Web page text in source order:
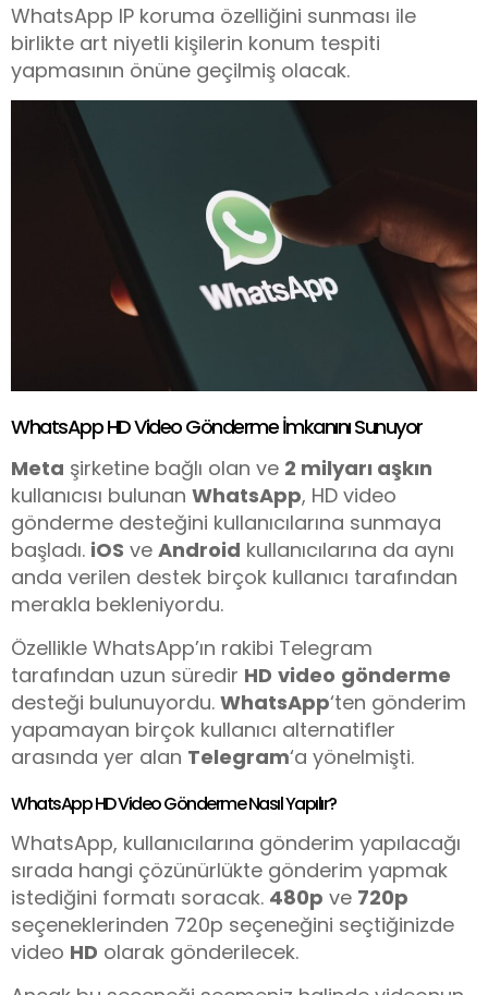
WhatsApp IP koruma özelliğini sunması ile
birlikte art niyetli kişilerin konum tespiti
yapmasının önüne geçilmiş olacak.
WhatsApp HD Video Gönderme İmkanını Sunuyor
Meta şirketine bağlı olan ve 2 milyarı aşkın
kullanıcısı bulunan WhatsApp, HD video
gönderme desteğini kullanıcılarına sunmaya
başladı. iOS ve Android kullanıcılarına da aynı
anda verilen destek birçok kullanıcı tarafından
merakla bekleniyordu.
Özellikle WhatsApp’ın rakibi Telegram
tarafından uzun süredir HD video gönderme
desteği bulunuyordu. WhatsApp‘ten gönderim
yapamayan birçok kullanıcı alternatifler
arasında yer alan Telegram‘a yönelmişti.
WhatsApp HD Video Gönderme Nasıl Yapılır?
WhatsApp, kullanıcılarına gönderim yapılacağı
sırada hangi çözünürlükte gönderim yapmak
istediğini formatı soracak. 480p ve 720p
seçeneklerinden 720p seçeneğini seçtiğinizde
video HD olarak gönderilecek.